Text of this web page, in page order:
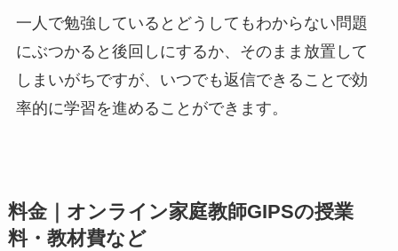
一人で勉強しているとどうしてもわからない問題
にぶつかると後回しにするか、そのまま放置して
しまいがちですが、いつでも返信できることで効
率的に学習を進めることができます。
料金｜オンライン家庭教師GIPSの授業
料・教材費など